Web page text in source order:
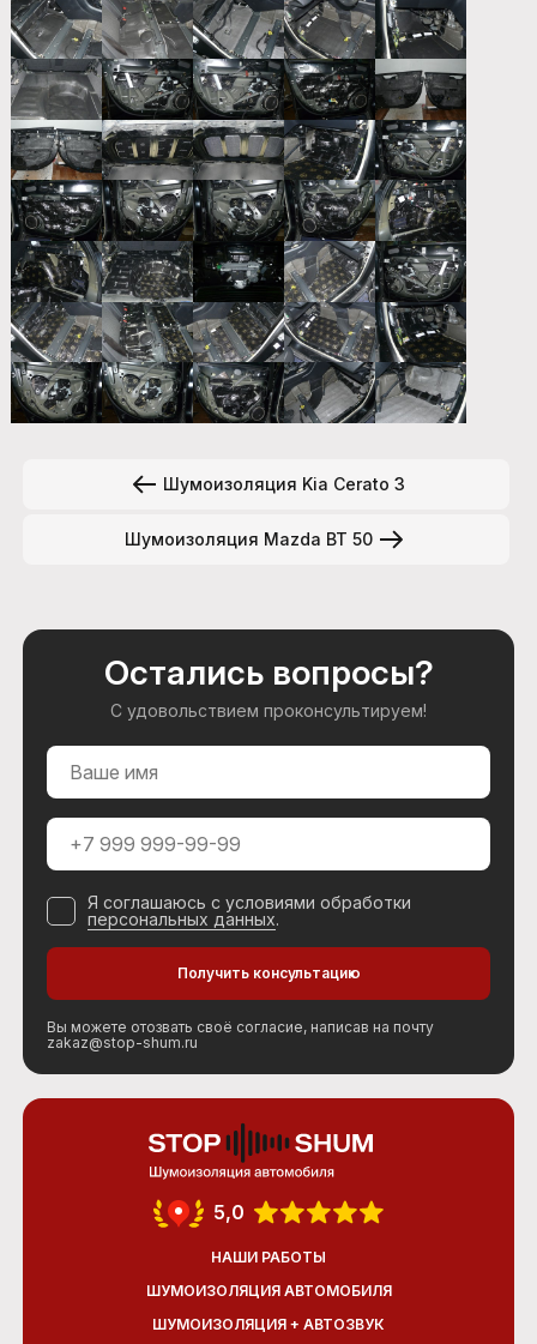
Шумоизоляция Kia Cerato 3
Шумоизоляция Mazda BT 50
Остались вопросы?
С удовольствием проконсультируем!
Я соглашаюсь с условиями обработки
персональных данных.
Вы можете отозвать своё согласие, написав на почту
zakaz@stop-shum.ru
5,0
НАШИ РАБОТЫ
ШУМОИЗОЛЯЦИЯ АВТОМОБИЛЯ
ШУМОИЗОЛЯЦИЯ + АВТОЗВУК